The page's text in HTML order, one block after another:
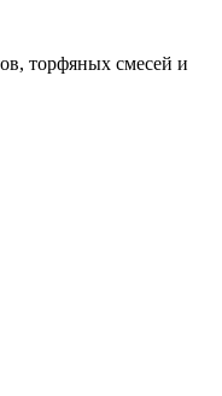
торфяных смесей и